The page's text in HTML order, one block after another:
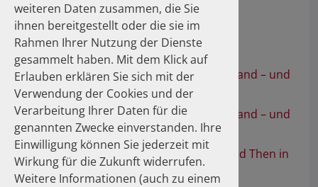
TUN Training & Beratung GmbH
Publikationen
100 Millionen Pens jährlich in Deutschland – und
dann in den Hausmüll?
100 Millionen Pens jährlich in Deutschland – und
dann in den Hausmüll?
100 Million Pens a Year in Germany: And Then in
the Trash?
weiteren Daten zusammen, die Sie
ihnen bereitgestellt oder die sie im
Rahmen Ihrer Nutzung der Dienste
gesammelt haben. Mit dem Klick auf
Erlauben erklären Sie sich mit der
Verwendung der Cookies und der
Verarbeitung Ihrer Daten für die
genannten Zwecke einverstanden. Ihre
Einwilligung können Sie jederzeit mit
Wirkung für die Zukunft widerrufen.
Weitere Informationen (auch zu einem